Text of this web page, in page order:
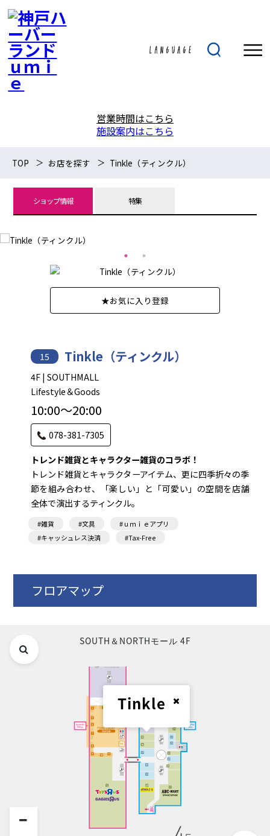
営業時間はこちら
施設案内はこちら
TOP お店を探す Tinkle（ティンクル）
ショップ情報 特集
★お気に入り登録
15 Tinkle（ティンクル）
4F | SOUTHMALL
Lifestyle＆Goods
10:00～20:00
078-381-7305
トレンド雑貨とキャラクター雑貨のコラボ！
トレンド雑貨とキャラクターアイテム、更に四季折々の季
節を組み合わせ、「楽しい」と「可愛い」の空間を店舗
全体で演出するティンクル。
#雑貨 #文具
#ｕｍｉｅアプリ
#キャッシュレス決済
#Tax-Free
フロアマップ